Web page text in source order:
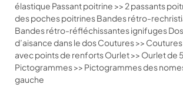
élastique Passant poitrine >> 2 passants
des poches poitrines Bandes rétro-
Bandes rétro-réfléchissantes ignifuges
d’aisance dans le dos Coutures >>
avec points de renforts Ourlet >> Ourlet de
Pictogrammes >> Pictogrammes des
gauche